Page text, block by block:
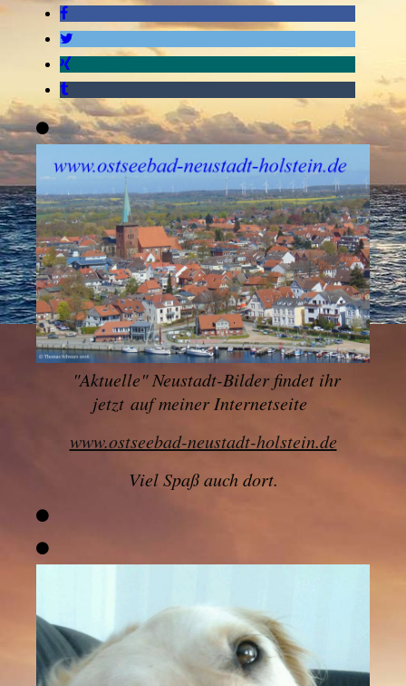
"Aktuelle" Neustadt-Bilder findet ihr
jetzt auf meiner Internetseite
www.ostseebad-neustadt-holstein.de
Viel Spaß auch dort.